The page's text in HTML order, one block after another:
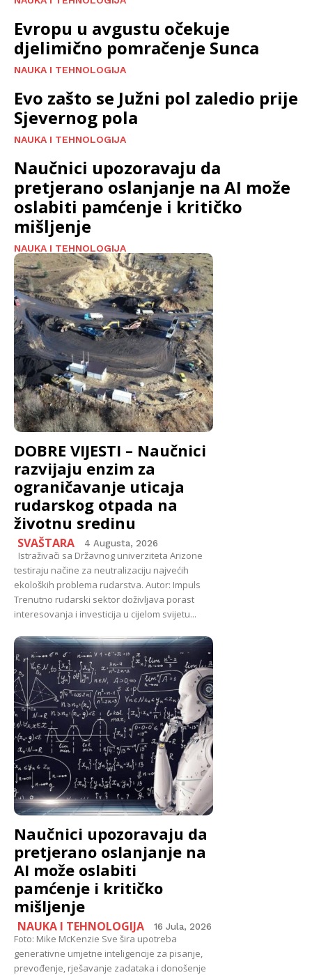
Evropu u avgustu očekuje
djelimično pomračenje Sunca
NAUKA I TEHNOLOGIJA
Evo zašto se Južni pol zaledio prije
Sjevernog pola
NAUKA I TEHNOLOGIJA
Naučnici upozoravaju da
pretjerano oslanjanje na AI može
oslabiti pamćenje i kritičko
mišljenje
NAUKA I TEHNOLOGIJA
DOBRE VIJESTI – Naučnici
razvijaju enzim za
ograničavanje uticaja
rudarskog otpada na
životnu sredinu
SVAŠTARA 4 Augusta, 2026
Istraživači sa Državnog univerziteta Arizone
testiraju načine za neutralizaciju najvećih
ekoloških problema rudarstva. Autor: Impuls
Trenutno rudarski sektor doživljava porast
interesovanja i investicija u cijelom svijetu...
Naučnici upozoravaju da
pretjerano oslanjanje na
AI može oslabiti
pamćenje i kritičko
mišljenje
NAUKA I TEHNOLOGIJA 16 Jula, 2026
Foto: Mike McKenzie Sve šira upotreba
generativne umjetne inteligencije za pisanje,
prevođenje, rješavanje zadataka i donošenje